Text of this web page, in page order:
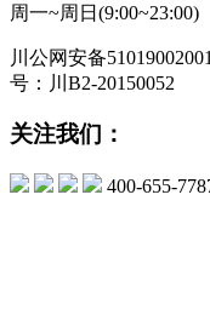
周一~周日(9:00~23:00)
川公网安备
号：川B2-20150052
关注我们：
400-655-